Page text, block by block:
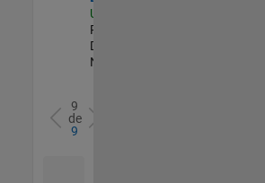
US-MA-Natick
Product
Development |
Nuevo empleo
9
de
9